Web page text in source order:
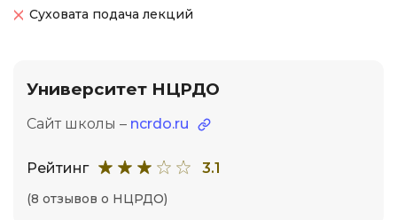
Суховата подача лекций
Университет НЦРДО
Сайт школы – ncrdo.ru
Рейтинг 3.1
(8 отзывов о НЦРДО)